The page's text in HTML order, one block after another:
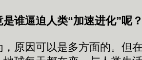
是谁逼迫人类“加速进化”呢
因可以是多方面的。但